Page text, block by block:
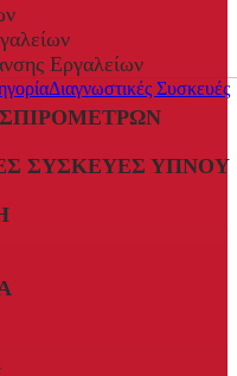
Εργαλείων
Διαγνωστικές Συσκευές
ΣΥΣΚΕΥΈΣ ΎΠΝΟΥ